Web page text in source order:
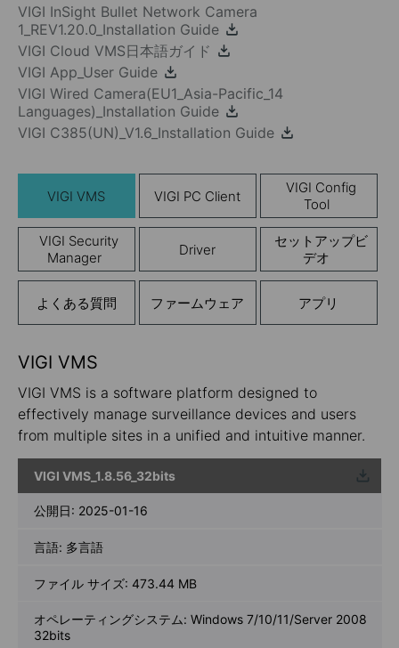
VIGI InSight Bullet Network Camera
1_REV1.20.0_Installation Guide
VIGI Cloud VMS日本語ガイド
VIGI App_User Guide
VIGI Wired Camera(EU1_Asia-Pacific_14
Languages)_Installation Guide
VIGI C385(UN)_V1.6_Installation Guide
VIGI VMS VIGI PC Client
VIGI Config
Tool
VIGI Security
Manager
Driver
セットアップビ
デオ
よくある質問 ファームウェア アプリ
VIGI VMS
VIGI VMS is a software platform designed to
effectively manage surveillance devices and users
from multiple sites in a unified and intuitive manner.
VIGI VMS_1.8.56_32bits
ウンロ
ード
公開日: 2025-01-16
言語: 多言語
ファイル サイズ: 473.44 MB
オペレーティングシステム: Windows 7/10/11/Server 2008
32bits